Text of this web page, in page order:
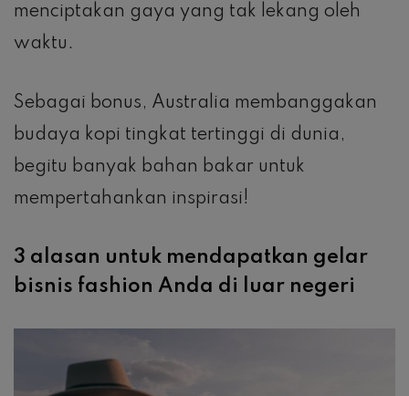
menciptakan gaya yang tak lekang oleh
waktu.
Sebagai bonus, Australia membanggakan
budaya kopi tingkat tertinggi di dunia,
begitu banyak bahan bakar untuk
mempertahankan inspirasi!
3 alasan untuk mendapatkan gelar
bisnis fashion Anda di luar negeri